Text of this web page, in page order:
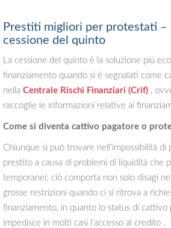
Prestiti migliori per protestati –
cessione del quinto
La cessione del quinto è la soluzione più
finanziamento quando si è segnalati come
nella Centrale Rischi Finanziari (Crif) ,
raccoglie le informazioni relative ai
Come si diventa cattivo pagatore o
Chiunque si può trovare nell’impossibilità di
prestito a causa di problemi di liquidità che
temporanei; ciò comporta non solo disagi
grosse restrizioni quando ci si ritrova a
finanziamento, in quanto lo status di
impedisce in molti casi l’accesso al credito .